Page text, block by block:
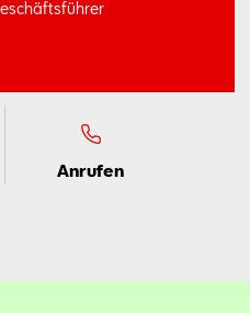
Anrufen